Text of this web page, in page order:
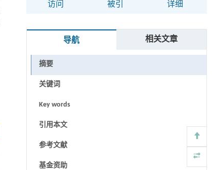
访问 被引 详细
导航 相关文章
摘要
关键词
Key words
引用本文
参考文献
基金资助